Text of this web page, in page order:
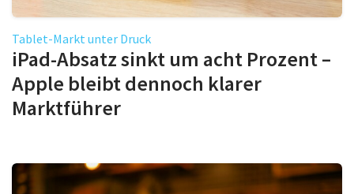
Tablet-Markt unter Druck
iPad-Absatz sinkt um acht Prozent –
Apple bleibt dennoch klarer
Marktführer